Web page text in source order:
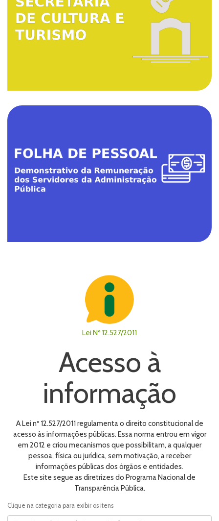
Lei Nº 12.527/2011
Acesso à
informação
A Lei nº 12.527/2011 regulamenta o direito constitucional de
acesso às informações públicas. Essa norma entrou em vigor
em 2012 e criou mecanismos que possibilitam, a qualquer
pessoa, física ou jurídica, sem motivação, a receber
informações públicas dos órgãos e entidades.
Este site segue as diretrizes do Programa Nacional de
Transparência Pública.
Clique na categoria para exibir os itens